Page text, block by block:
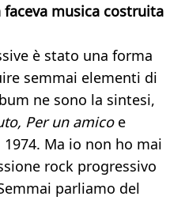
musica costruita
è stato una forma
semmai elementi di
ne sono la sintesi,
Per un amicoe
Ma io non ho mai
rock progressivo
parliamo del